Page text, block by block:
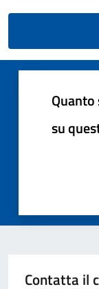
su
Contatta il